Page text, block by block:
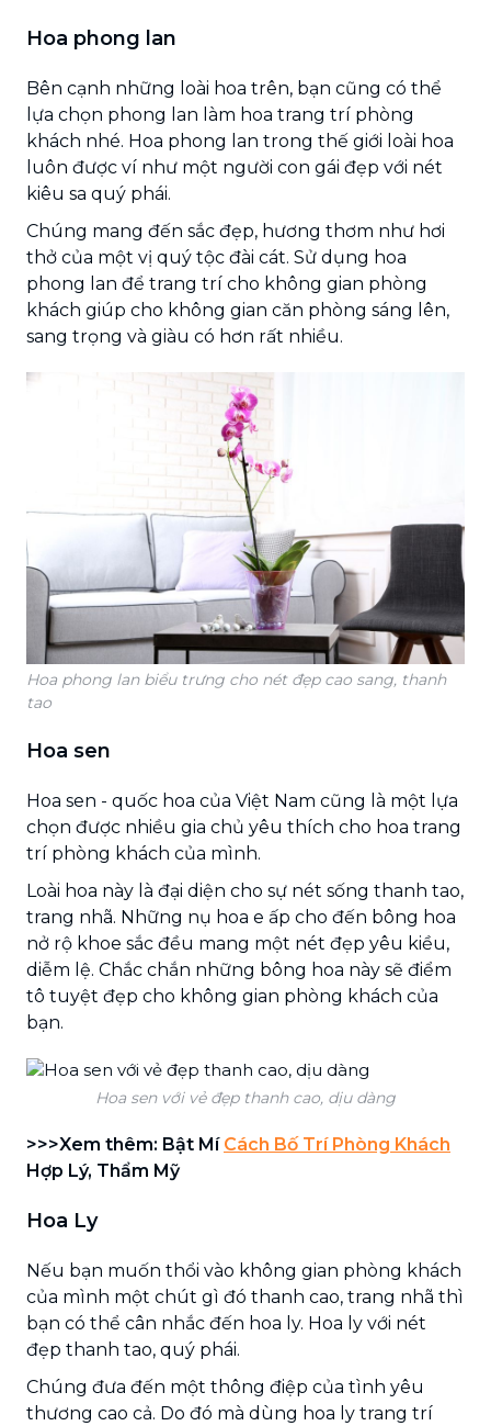
Hoa phong lan
Bên cạnh những loài hoa trên, bạn cũng có thể
lựa chọn phong lan làm hoa trang trí phòng
khách nhé. Hoa phong lan trong thế giới loài hoa
luôn được ví như một người con gái đẹp với nét
kiêu sa quý phái.
Chúng mang đến sắc đẹp, hương thơm như hơi
thở của một vị quý tộc đài cát. Sử dụng hoa
phong lan để trang trí cho không gian phòng
khách giúp cho không gian căn phòng sáng lên,
sang trọng và giàu có hơn rất nhiều.
Hoa phong lan biểu trưng cho nét đẹp cao sang, thanh
tao
Hoa sen
Hoa sen - quốc hoa của Việt Nam cũng là một lựa
chọn được nhiều gia chủ yêu thích cho hoa trang
trí phòng khách của mình.
Loài hoa này là đại diện cho sự nét sống thanh tao,
trang nhã. Những nụ hoa e ấp cho đến bông hoa
nở rộ khoe sắc đều mang một nét đẹp yêu kiều,
diễm lệ. Chắc chắn những bông hoa này sẽ điểm
tô tuyệt đẹp cho không gian phòng khách của
bạn.
Hoa sen với vẻ đẹp thanh cao, dịu dàng
>>>Xem thêm: Bật Mí Cách Bố Trí Phòng Khách
Hợp Lý, Thẩm Mỹ
Hoa Ly
Nếu bạn muốn thổi vào không gian phòng khách
của mình một chút gì đó thanh cao, trang nhã thì
bạn có thể cân nhắc đến hoa ly. Hoa ly với nét
đẹp thanh tao, quý phái.
Chúng đưa đến một thông điệp của tình yêu
thương cao cả. Do đó mà dùng hoa ly trang trí